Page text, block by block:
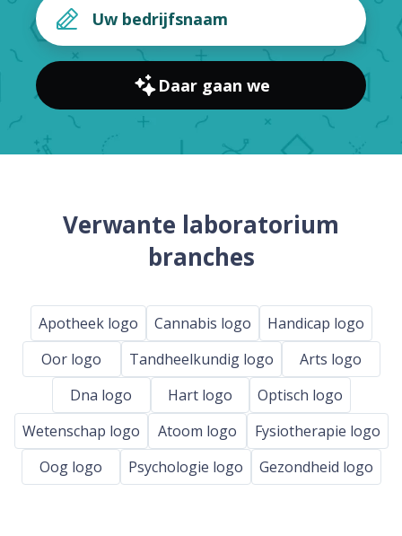
Daar gaan we
Verwante laboratorium
branches
Apotheek logo Cannabis logo
Handicap logo
Oor logo
Tandheelkundig logo
Arts logo
Dna logo
Hart logo
Optisch logo
Wetenschap logo
Atoom logo
Fysiotherapie logo
Oog logo
Psychologie logo Gezondheid logo